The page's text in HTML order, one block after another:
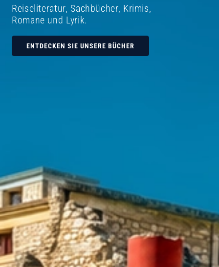
Reiseliteratur, Sachbücher, Krimis,
Romane und Lyrik.
ENTDECKEN SIE UNSERE BÜCHER